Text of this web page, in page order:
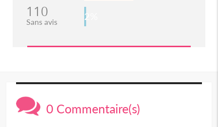
110
Sans avis 2%
0 Commentaire(s)